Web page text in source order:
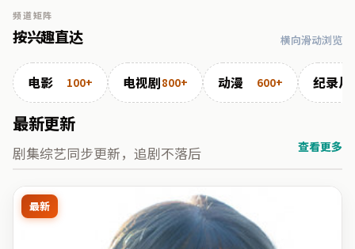
频道矩阵
按兴趣直达 横向滑动浏览
电影 100+ 电视剧800+ 动漫 600+ 纪录片
最新更新
剧集综艺同步更新，追剧不落后 查看更多
最新